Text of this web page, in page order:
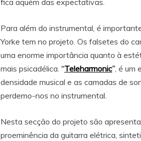
Para além do instrumental, é
Yorke tem no projeto. Os falsetes do
uma enorme importância quanto à
mais psicadélica. “Teleharmonic” , é
densidade musical e as camadas de
perdemo-nos no instrumental.
Nesta secção do projeto são
proeminência da guitarra elétrica,